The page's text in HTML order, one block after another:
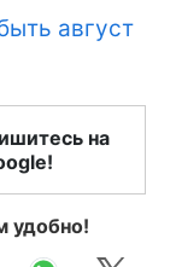
август
на
удобно!